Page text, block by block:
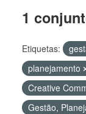
1
Etiquetas:
planejamento
Creative
Gestão,